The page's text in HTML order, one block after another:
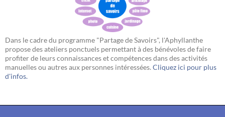
Dans le cadre du programme "Partage de Savoirs", l'Aphyllanthe
propose des ateliers ponctuels permettant à des bénévoles de faire
profiter de leurs connaissances et compétences dans des activités
manuelles ou autres aux personnes intéressées. Cliquez ici pour plus
d'infos.